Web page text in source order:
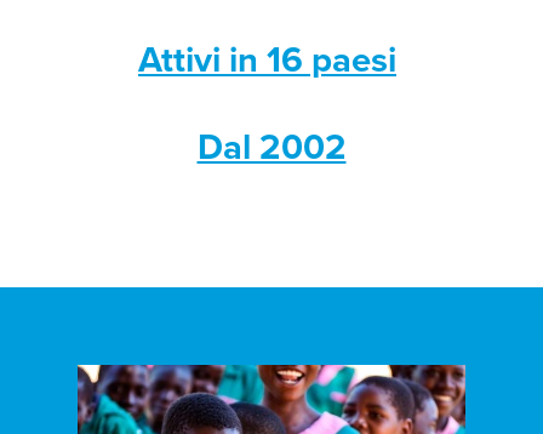
Attivi in 16 paesi
Dal 2002